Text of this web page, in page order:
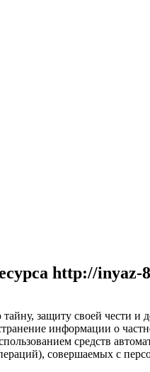
http://inyaz-
защиту своей чести и
информации о
средств
совершаемых с